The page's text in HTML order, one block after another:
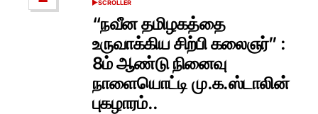
POSTED
SCROLLER
“நவீன தமிழகத்தை
உருவாக்கிய சிற்பி கலைஞர்” :
8ம் ஆண்டு நினைவு
நாளையொட்டி மு.க.ஸ்டாலின்
புகழாரம்..